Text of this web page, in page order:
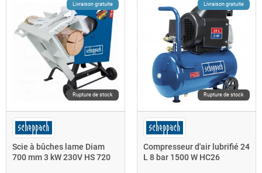
Livraison gratuite
Rupture de stock
Scie à bûches lame Diam
700 mm 3 kW 230V HS 720
Livraison gratuite
Rupture de stock
Compresseur d'air lubrifié 24
L 8 bar 1500 W HC26